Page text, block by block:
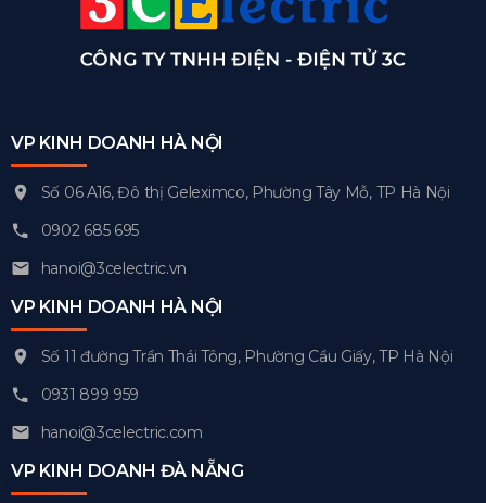
VP KINH DOANH HÀ NỘI
Số 06 A16, Đô thị Geleximco, Phường Tây Mỗ, TP Hà Nội
0902 685 695
hanoi@3celectric.vn
VP KINH DOANH HÀ NỘI
Số 11 đường Trần Thái Tông, Phường Cầu Giấy, TP Hà Nội
0931 899 959
hanoi@3celectric.com
VP KINH DOANH ĐÀ NẴNG